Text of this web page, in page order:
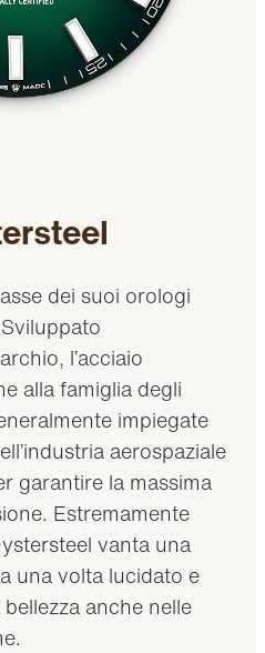
dei suoi orologi
l’acciaio
alla famiglia degli
impiegate
aerospaziale
garantire la massima
Estremamente
vanta una
una volta lucidato e
anche nelle